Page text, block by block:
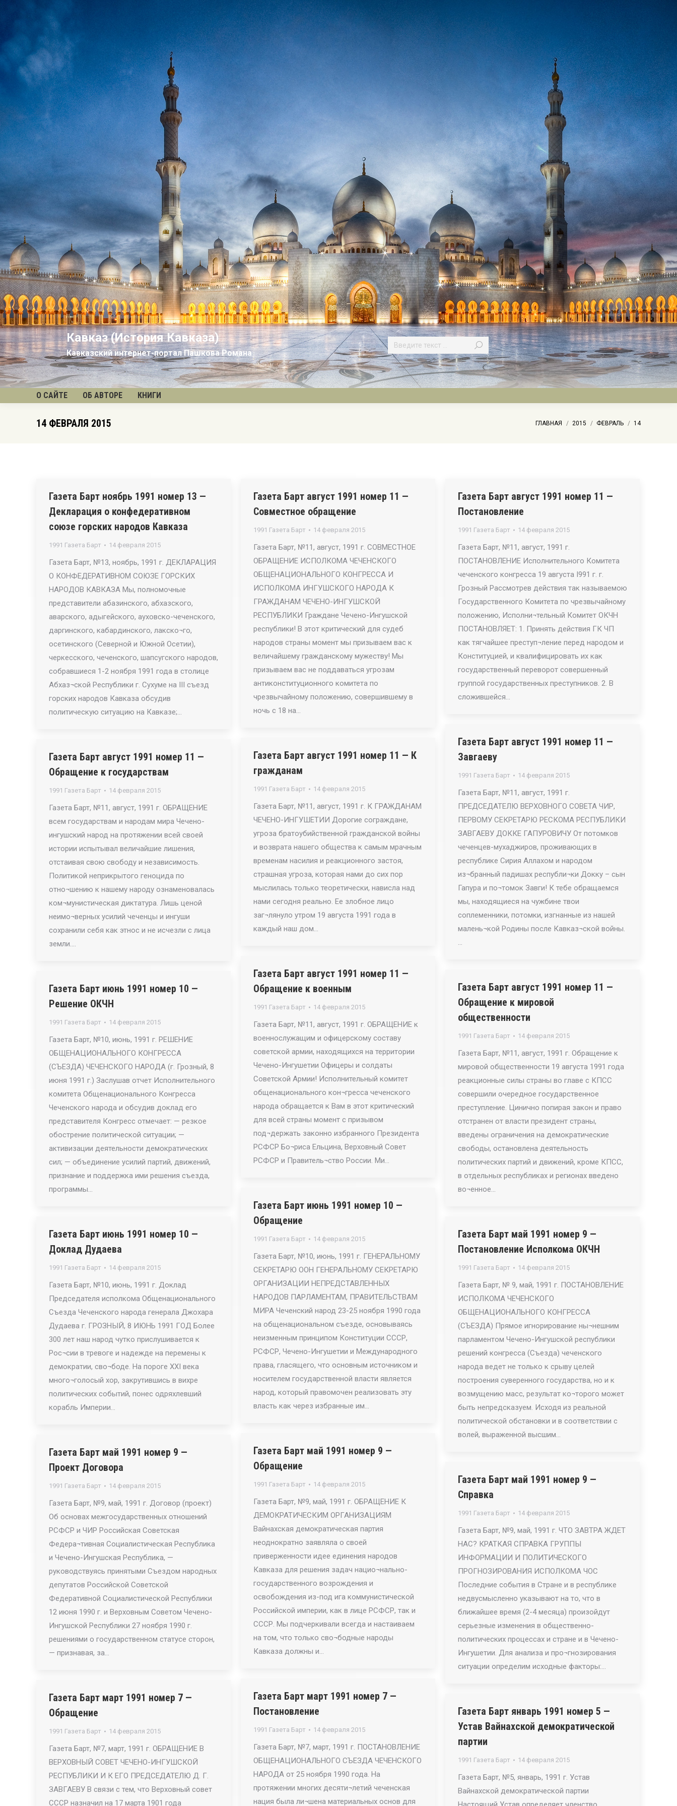
Кавказ (История Кавказа)
Кавказский интернет-портал Пашкова Романа
О САЙТЕ ОБ АВТОРЕ КНИГИ
14 ФЕВРАЛЯ 2015 Вы здесь:
ГЛАВНАЯ 2015 ФЕВРАЛЬ 14
Газета Барт ноябрь 1991 номер 13 —
Декларация о конфедеративном
союзе горских народов Кавказа
1991 Газета Барт 14 февраля 2015
Газета Барт, №13, ноябрь, 1991 г. ДЕКЛАРАЦИЯ
О КОНФЕДЕРАТИВНОМ СОЮЗЕ ГОРСКИХ
НАРОДОВ КАВКАЗА Мы, полномочные
представители абазинского, абхазского,
аварского, адыгейского, ауховско-чеченского,
даргинского, кабардинского, лакско¬го,
осетинского (Северной и Южной Осетии),
черкесского, чеченского, шапсугского народов,
собравшиеся 1-2 ноября 1991 года в столице
Абхаз¬ской Республики г. Сухуме на III съезд
горских народов Кавказа обсудив
политическую ситуацию на Кавказе;…
Газета Барт август 1991 номер 11 —
Совместное обращение
1991 Газета Барт 14 февраля 2015
Газета Барт, №11, август, 1991 г. СОВМЕСТНОЕ
ОБРАЩЕНИЕ ИСПОЛКОМА ЧЕЧЕНСКОГО
ОБЩЕНАЦИОНАЛЬНОГО КОНГРЕССА И
ИСПОЛКОМА ИНГУШСКОГО НАРОДА К
ГРАЖДАНАМ ЧЕЧЕНО-ИНГУШСКОЙ
РЕСПУБЛИКИ Граждане Чечено-Ингушской
республики! В этот критический для судеб
народов страны момент мы призываем вас к
величайшему гражданскому мужеству! Мы
призываем вас не поддаваться угрозам
антиконституционного комитета по
чрезвычайному положению, совершившему в
ночь с 18 на…
Газета Барт август 1991 номер 11 —
Постановление
1991 Газета Барт 14 февраля 2015
Газета Барт, №11, август, 1991 г.
ПОСТАНОВЛЕНИЕ Исполнительного Комитета
чеченского конгресса 19 августа I991 г. г.
Грозный Рассмотрев действия так называемою
Государственного Комитета по чрезвычайному
положению, Исполни¬тельный Комитет ОКЧН
ПОСТАНОВЛЯЕТ: 1. Принять действия ГК ЧП
как тягчайшее преступ¬ление перед народом и
Конституцией, и квалифицировать их как
государственный переворот совершенный
группой государственных преступников. 2. В
сложившейся…
Газета Барт август 1991 номер 11 —
Завгаеву
1991 Газета Барт 14 февраля 2015
Газета Барт, №11, август, 1991 г.
ПРЕДСЕДАТЕЛЮ ВЕРХОВНОГО СОВЕТА ЧИР,
ПЕРВОМУ СЕКРЕТАРЮ РЕСКОМА РЕСПУБЛИКИ
ЗАВГАЕВУ ДОККЕ ГАПУРОВИЧУ От потомков
чеченцев-мухаджиров, проживающих в
республике Сирия Аллахом и народом
из¬бранный падишах республи¬ки Докку – сын
Гапура и по¬томок Завги! К тебе обращаемся
мы, находящиеся на чужбине твои
соплеменники, потомки, изгнанные из нашей
малень¬кой Родины после Кавказ¬ской войны.
…
Газета Барт август 1991 номер 11 — К
гражданам
1991 Газета Барт 14 февраля 2015
Газета Барт, №11, август, 1991 г. К ГРАЖДАНАМ
ЧЕЧЕНО-ИНГУШЕТИИ Дорогие сограждане,
угроза братоубийственной гражданской войны
и возврата нашего общества к самым мрачным
временам насилия и реакционного застоя,
страшная угроза, которая нами до сих пор
мыслилась только теоретически, нависла над
нами сегодня реально. Ее злобное лицо
заг¬лянуло утром 19 августа 1991 года в
каждый наш дом…
Газета Барт август 1991 номер 11 —
Обращение к государствам
1991 Газета Барт 14 февраля 2015
Газета Барт, №11, август, 1991 г. ОБРАЩЕНИЕ
всем государствам и народам мира Чечено-
ингушский народ на протяжении всей своей
истории испытывал величайшие лишения,
отстаивая свою свободу и независимость.
Политикой неприкрытого геноцида по
отно¬шению к нашему народу ознаменовалась
ком¬мунистическая диктатура. Лишь ценой
неимо¬верных усилий чеченцы и ингуши
сохранили себя как этнос и не исчезли с лица
земли.…
Газета Барт август 1991 номер 11 —
Обращение к военным
1991 Газета Барт 14 февраля 2015
Газета Барт, №11, август, 1991 г. ОБРАЩЕНИЕ к
военнослужащим и офицерскому составу
советской армии, находящихся на территории
Чечено-Ингушетии Офицеры и солдаты
Советской Армии! Исполнительный комитет
общенационального кон¬гресса чеченского
народа обращается к Вам в этот критический
для всей страны момент с призывом
под¬держать законно избранного Президента
РСФСР Бо¬риса Ельцина, Верховный Совет
РСФСР и Правитель¬ство России. Ми…
Газета Барт август 1991 номер 11 —
Обращение к мировой
общественности
1991 Газета Барт 14 февраля 2015
Газета Барт, №11, август, 1991 г. Обращение к
мировой общественности 19 августа 1991 года
реакционные силы страны во главе с КПСС
совершили очередное государственное
преступление. Цинично попирая закон и право
отстранен от власти президент страны,
введены ограничения на демократические
свободы, остановлена деятельность
политических партий и движений, кроме КПСС,
в отдельных республиках и регионах введено
во¬енное…
Газета Барт июнь 1991 номер 10 —
Решение ОКЧН
1991 Газета Барт 14 февраля 2015
Газета Барт, №10, июнь, 1991 г. РЕШЕНИЕ
ОБЩЕНАЦИОНАЛЬНОГО КОНГРЕССА
(СЪЕЗДА) ЧЕЧЕНСКОГО НАРОДА (г. Грозный, 8
июня 1991 г.) Заслушав отчет Исполнительного
комитета Общенационального Конгресса
Чеченского народа и обсудив доклад его
представителя Конгресс отмечает: — резкое
обострение политической ситуации; —
активизации деятельности демократических
сил; — объединение усилий партий, движений,
признание и поддержка ими решения съезда,
программы…
Газета Барт июнь 1991 номер 10 —
Обращение
1991 Газета Барт 14 февраля 2015
Газета Барт, №10, июнь, 1991 г. ГЕНЕРАЛЬНОМУ
СЕКРЕТАРЮ ООН ГЕНЕРАЛЬНОМУ СЕКРЕТАРЮ
ОРГАНИЗАЦИИ НЕПРЕДСТАВЛЕННЫХ
НАРОДОВ ПАРЛАМЕНТАМ, ПРАВИТЕЛЬСТВАМ
МИРА Чеченский народ 23-25 ноября 1990 года
на общенациональном съезде, основываясь
неизменным принципом Конституции СССР,
РСФСР, Чечено-Ингушетии и Международного
права, гласящего, что основным источником и
носителем государственной власти является
народ, который правомочен реализовать эту
власть как через избранные им…
Газета Барт июнь 1991 номер 10 —
Доклад Дудаева
1991 Газета Барт 14 февраля 2015
Газета Барт, №10, июнь, 1991 г. Доклад
Председателя исполкома Общенационального
Съезда Чеченского народа генерала Джохара
Дудаева г. ГРОЗНЫЙ, 8 ИЮНЬ 1991 ГОД Более
300 лет наш народ чутко прислушивается к
Рос¬сии в тревоге и надежде на перемены к
демократии, сво¬боде. На пороге XXI века
много¬голосый хор, закрутившись в вихре
политических событий, понес одряхлевший
корабль Империи…
Газета Барт май 1991 номер 9 —
Постановление Исполкома ОКЧН
1991 Газета Барт 14 февраля 2015
Газета Барт, № 9, май, 1991 г. ПОСТАНОВЛЕНИЕ
ИСПОЛКОМА ЧЕЧЕНСКОГО
ОБЩЕНАЦИОНАЛЬНОГО КОНГРЕССА
(СЪЕЗДА) Прямое игнорирование ны¬нешним
парламентом Чечено-Ингушской республики
решений конгресса (Съезда) чеченского
народа ведет не только к срыву целей
построения суверенного государства, но и к
возмущению масс, результат ко¬торого может
быть непредсказуем. Исходя из реальной
политической обстановки и в соответствии с
волей, выраженной высшим…
Газета Барт май 1991 номер 9 —
Обращение
1991 Газета Барт 14 февраля 2015
Газета Барт, №9, май, 1991 г. ОБРАЩЕНИЕ К
ДЕМОКРАТИЧЕСКИМ ОРГАНИЗАЦИЯМ
Вайнахская демократическая партия
неоднократно заявляла о своей
приверженности идее единения народов
Кавказа для решения задач нацио¬нально-
государственного возрождения и
освобождения из-под ига коммунистической
Российской империи, как в лице РСФСР, так и
СССР. Мы подчеркивали всегда и настаиваем
на том, что только сво¬бодные народы
Кавказа должны и…
Газета Барт май 1991 номер 9 —
Проект Договора
1991 Газета Барт 14 февраля 2015
Газета Барт, №9, май, 1991 г. Договор (проект)
Об основах межгосударственных отношений
РСФСР и ЧИР Российская Советская
Федера¬тивная Социалистическая Республика
и Чечено-Ингушская Республика, —
руководствуясь принятыми Съездом народных
депутатов Российской Советской
Федеративной Социалистической Республики
12 июня 1990 г. и Верховным Советом Чечено-
Ингушской Республики 27 ноября 1990 г.
решениями о государственном статусе сторон,
— признавая, за…
Газета Барт май 1991 номер 9 —
Справка
1991 Газета Барт 14 февраля 2015
Газета Барт, №9, май, 1991 г. ЧТО ЗАВТРА ЖДЕТ
НАС? КРАТКАЯ СПРАВКА ГРУППЫ
ИНФОРМАЦИИ И ПОЛИТИЧЕСКОГО
ПРОГНОЗИРОВАНИЯ ИСПОЛКОМА ЧОС
Последние события в Стране и в республике
недвусмысленно указывают на то, что в
ближайшее время (2-4 месяца) произойдут
серьезные изменения в общественно-
политических процессах и стране и в Чечено-
Ингушетии. Для анализа и про¬гнозирования
ситуации определим исходные факторы:…
Газета Барт март 1991 номер 7 —
Постановление
1991 Газета Барт 14 февраля 2015
Газета Барт, №7, март, 1991 г. ПОСТАНОВЛЕНИЕ
ОБЩЕНАЦИОНАЛЬНОГО СЪЕЗДА ЧЕЧЕНСКОГО
НАРОДА от 25 ноября 1990 года. На
протяжении многих десяти¬летий чеченская
нация была ли¬шена материальных основ для
Газета Барт март 1991 номер 7 —
Обращение
1991 Газета Барт 14 февраля 2015
Газета Барт, №7, март, 1991 г. ОБРАЩЕНИЕ В
ВЕРХОВНЫЙ СОВЕТ ЧЕЧЕНО-ИНГУШСКОЙ
РЕСПУБЛИКИ И К ЕГО ПРЕДСЕДАТЕЛЮ Д. Г.
ЗАВГАЕВУ В связи с тем, что Верховный совет
СССР назначил на 17 марта 1901 года
Газета Барт январь 1991 номер 5 —
Устав Вайнахской демократической
партии
1991 Газета Барт 14 февраля 2015
Газета Барт, №5, январь, 1991 г. Устав
Вайнахской демократической партии